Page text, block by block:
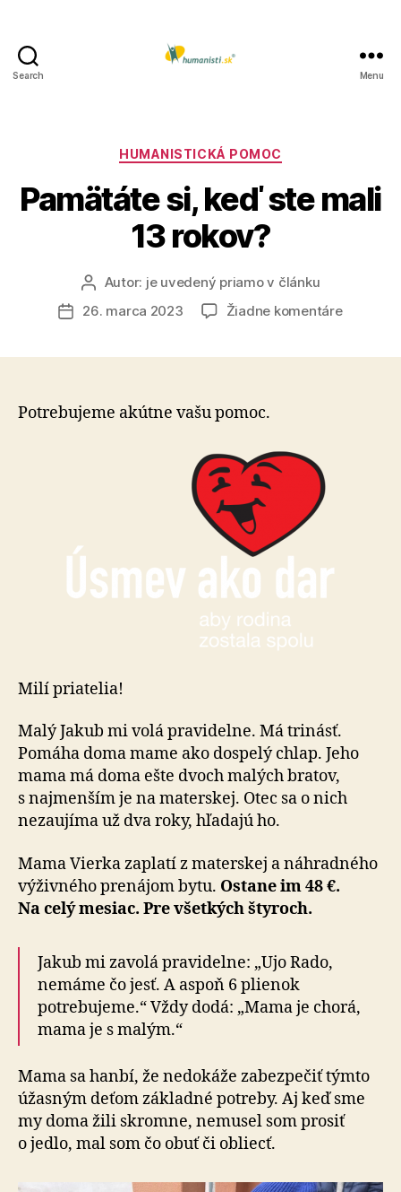
Search Menu
Kategórie
HUMANISTICKÁ POMOC
Pamätáte si, keď ste mali
13 rokov?
Autor
článku
Autor: je uvedený priamo v článku
Dátum
26. marca 2023 Žiadne komentárena
Potrebujeme akútne vašu pomoc.
Milí priatelia!
Malý Jakub mi volá pravidelne. Má trinásť.
Pomáha doma mame ako dospelý chlap. Jeho
mama má doma ešte dvoch malých bratov,
s najmenším je na materskej. Otec sa o nich
nezaujíma už dva roky, hľadajú ho.
Mama Vierka zaplatí z materskej a náhradného
výživného prenájom bytu. Ostane im 48 €.
Na celý mesiac. Pre všetkých štyroch.
Jakub mi zavolá pravidelne: „Ujo Rado,
nemáme čo jesť. A aspoň 6 plienok
potrebujeme.“ Vždy dodá: „Mama je chorá,
mama je s malým.“
Mama sa hanbí, že nedokáže zabezpečiť týmto
úžasným deťom základné potreby. Aj keď sme
my doma žili skromne, nemusel som prosiť
o jedlo, mal som čo obuť či obliecť.